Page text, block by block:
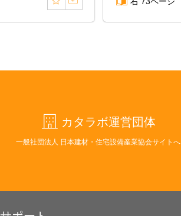
カタラボ運営団体
一般社団法人 日本建材・住宅設備産業協会サイトへ